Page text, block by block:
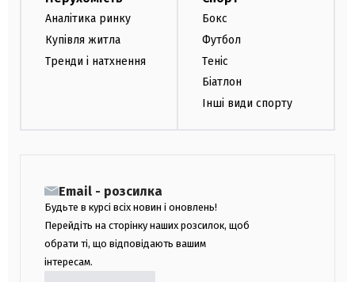
Аналітика ринку
Купівля житла
Тренди і натхнення
Бокс
Футбол
Теніс
Біатлон
Інші види спорту
Email - розсилка
Будьте в курсі всіх новин і оновлень!
Перейдіть на сторінку наших розсилок, щоб
обрати ті, що відповідають вашим
інтересам.